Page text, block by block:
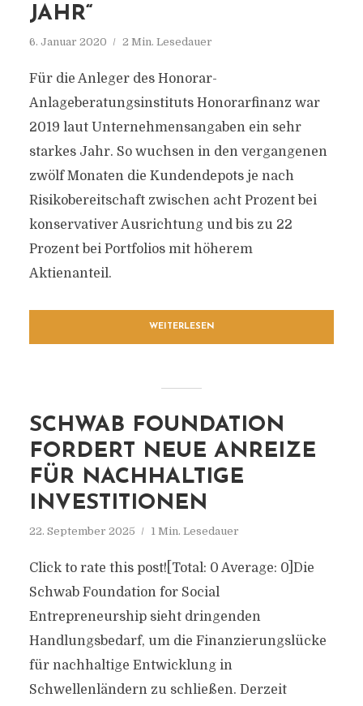
JAHR“
6. Januar 2020 2 Min. Lesedauer
Für die Anleger des Honorar-
Anlageberatungsinstituts Honorarfinanz war
2019 laut Unternehmensangaben ein sehr
starkes Jahr. So wuchsen in den vergangenen
zwölf Monaten die Kundendepots je nach
Risikobereitschaft zwischen acht Prozent bei
konservativer Ausrichtung und bis zu 22
Prozent bei Portfolios mit höherem
Aktienanteil.
WEITERLESEN
SCHWAB FOUNDATION
FORDERT NEUE ANREIZE
FÜR NACHHALTIGE
INVESTITIONEN
22. September 2025 1 Min. Lesedauer
Click to rate this post![Total: 0 Average: 0]Die
Schwab Foundation for Social
Entrepreneurship sieht dringenden
Handlungsbedarf, um die Finanzierungslücke
für nachhaltige Entwicklung in
Schwellenländern zu schließen. Derzeit